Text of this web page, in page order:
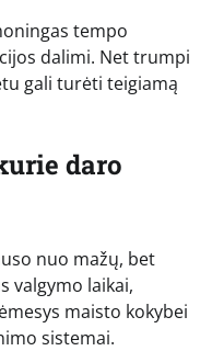
tempo
dalimi. Net trumpi
gali turėti teigiamą
daro
nuo mažų, bet
valgymo laikai,
maisto kokybei
sistemai.